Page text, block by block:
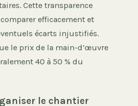
Cette transparence
efficacement et
écarts injustifiés.
le prix de la main-d’œuvre
40 à 50 % du
le chantier